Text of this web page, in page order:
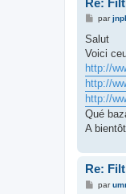
M
s
a
g
e
par
Salut
Voici
http://
http://
http://
Qué
A bientôt
Re:
Mpar